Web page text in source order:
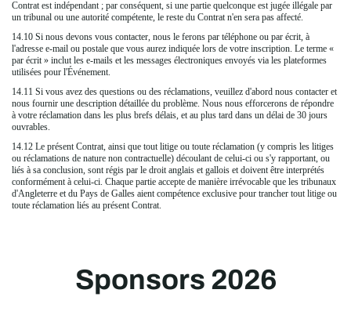
Contrat est indépendant ; par conséquent, si une partie quelconque est jugée illégale par
un tribunal ou une autorité compétente, le reste du Contrat n'en sera pas affecté.
14.10 Si nous devons vous contacter, nous le ferons par téléphone ou par écrit, à
l'adresse e-mail ou postale que vous aurez indiquée lors de votre inscription. Le terme «
par écrit » inclut les e-mails et les messages électroniques envoyés via les plateformes
utilisées pour l'Événement.
14.11 Si vous avez des questions ou des réclamations, veuillez d'abord nous contacter et
nous fournir une description détaillée du problème. Nous nous efforcerons de répondre
à votre réclamation dans les plus brefs délais, et au plus tard dans un délai de 30 jours
ouvrables.
14.12 Le présent Contrat, ainsi que tout litige ou toute réclamation (y compris les litiges
ou réclamations de nature non contractuelle) découlant de celui-ci ou s'y rapportant, ou
liés à sa conclusion, sont régis par le droit anglais et gallois et doivent être interprétés
conformément à celui-ci. Chaque partie accepte de manière irrévocable que les tribunaux
d'Angleterre et du Pays de Galles aient compétence exclusive pour trancher tout litige ou
toute réclamation liés au présent Contrat.
Sponsors 2026